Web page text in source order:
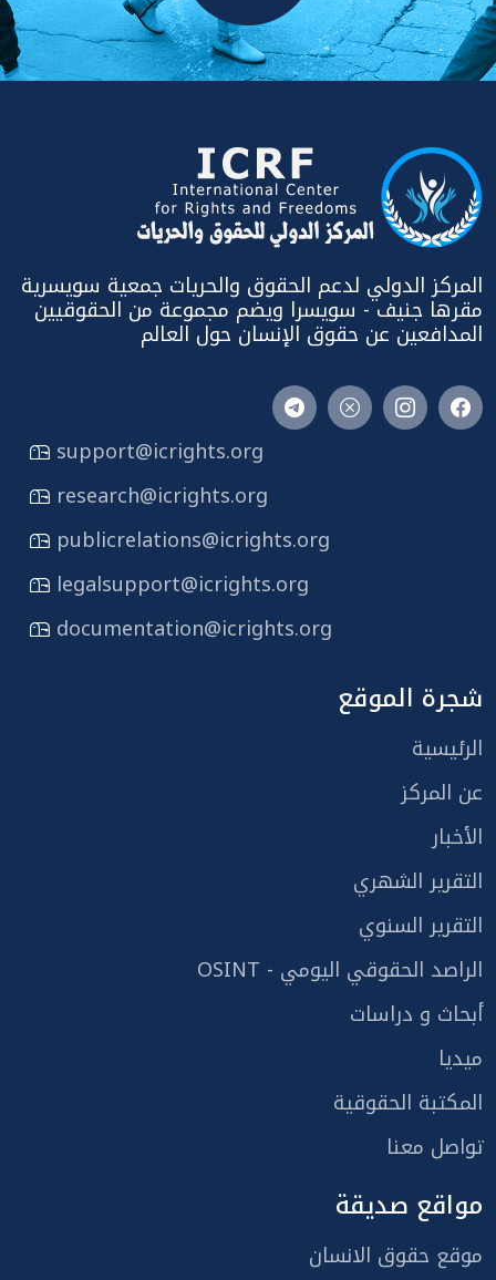
المركز الدولي لدعم الحقوق والحريات جمعية سويسرية
مقرها جنيف - سويسرا ويضم مجموعة من الحقوقيين
المدافعين عن حقوق الإنسان حول العالم
support@icrights.org
research@icrights.org
publicrelations@icrights.org
legalsupport@icrights.org
documentation@icrights.org
شجرة الموقع
الرئيسية
عن المركز
الأخبار
التقرير الشهري
التقرير السنوي
الراصد الحقوقي اليومي - OSINT
أبحاث و دراسات
ميديا
المكتبة الحقوقية
تواصل معنا
مواقع صديقة
موقع حقوق الانسان